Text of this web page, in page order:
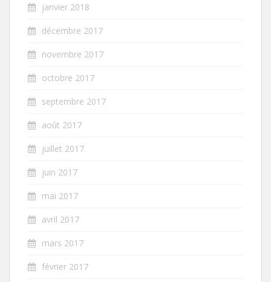
janvier 2018
décembre 2017
novembre 2017
octobre 2017
septembre 2017
août 2017
juillet 2017
juin 2017
mai 2017
avril 2017
mars 2017
février 2017